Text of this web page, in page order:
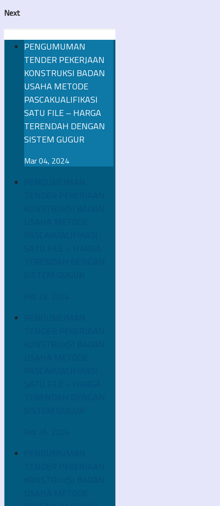
Next
PENGUMUMAN
TENDER PEKERJAAN
KONSTRUKSI BADAN
USAHA METODE
PASCAKUALIFIKASI
SATU FILE – HARGA
TERENDAH DENGAN
SISTEM GUGUR
Mar 04, 2024